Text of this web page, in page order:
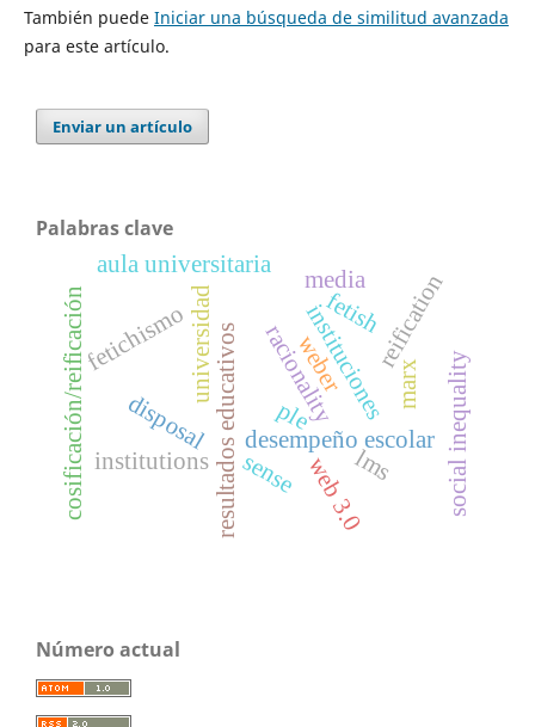
También puede Iniciar una búsqueda de similitud avanzada
para este artículo.
Enviar un artículo
Palabras clave
universidad
fetichismo resultados educativos desempeño escolar social inequality
racionality
weber
institutions
instituciones
fetish
disposal
reification
cosificación/reificación marx
media
ple
lms
web 3.0
aula universitaria
sense
Número actual